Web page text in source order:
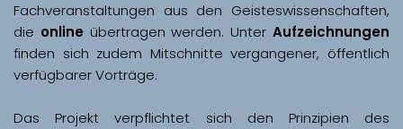
Fachveranstaltungen aus den Geisteswissenschaften,
die online übertragen werden. Unter Aufzeichnungen
finden sich zudem Mitschnitte vergangener, öffentlich
Das Projekt verpflichtet sich den Prinzipien des